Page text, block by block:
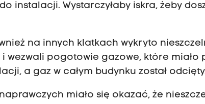
instalacji. Wystarczyłaby iskra, żeby
na innych klatkach wykryto
wezwali pogotowie gazowe, które
a gaz w całym budynku został
miało się okazać, że